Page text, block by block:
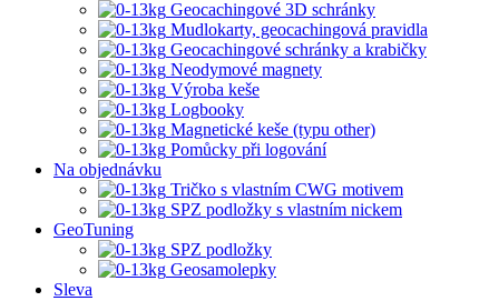
Geocachingové 3D schránky
Mudlokarty, geocachingová pravidla
Geocachingové schránky a krabičky
Neodymové magnety
Výroba keše
Logbooky
Magnetické keše (typu other)
Pomůcky při logování
Na objednávku
Tričko s vlastním CWG motivem
SPZ podložky s vlastním nickem
GeoTuning
SPZ podložky
Geosamolepky
Sleva